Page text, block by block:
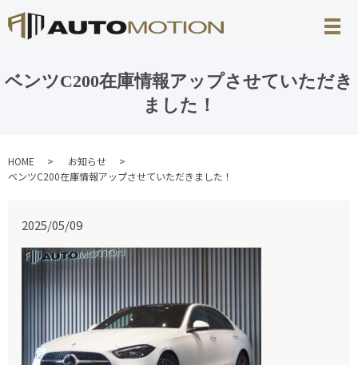
ベンツC200在庫情報アップさせていただき
ました！
HOME
お知らせ
ベンツC200在庫情報アップさせていただきました！
2025/05/09